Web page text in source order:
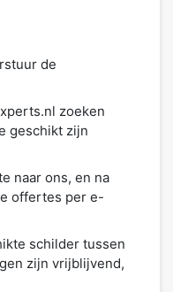
de
zoeken
geschikt zijn
naar ons, en na
offertes per e-
schilder tussen
zijn vrijblijvend,